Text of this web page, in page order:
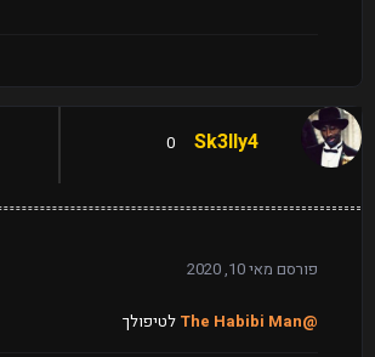
Sk3lly4
0
פורסם מאי 10, 2020
@The Habibi Man לטיפולך